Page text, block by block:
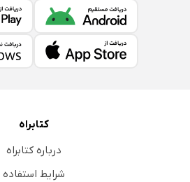
کتابراه
درباره کتابراه
شرایط استفاده